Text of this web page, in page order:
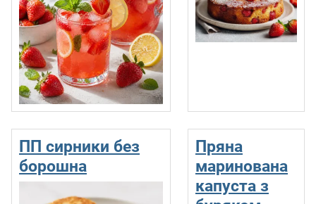
ПП сирники без
борошна
Пряна
маринована
капуста з